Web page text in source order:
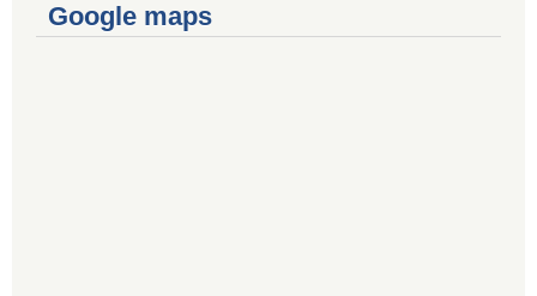
Google maps